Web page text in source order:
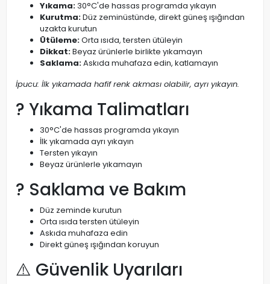
Yıkama:30°C'de hassas programda yıkayın
Kurutma:Düz zeminüstünde, direkt güneş ışığından
uzakta kurutun
Ütüleme:Orta ısıda, tersten ütüleyin
Dikkat:Beyaz ürünlerle birlikte yıkamayın
Saklama:Askıda muhafaza edin, katlamayın
İpucu: İlk yıkamada hafif renk akması olabilir, ayrı yıkayın.
? Yıkama Talimatları
30°C'de hassas programda yıkayın
İlk yıkamada ayrı yıkayın
Tersten yıkayın
Beyaz ürünlerle yıkamayın
? Saklama ve Bakım
Düz zeminde kurutun
Orta ısıda tersten ütüleyin
Askıda muhafaza edin
Direkt güneş ışığından koruyun
⚠️ Güvenlik Uyarıları